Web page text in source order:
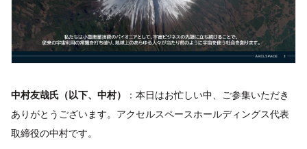
中村友哉氏（以下、中村）
：本日はお忙しい中、ご参集いただき
ありがとうございます。アクセルスペースホールディングス代表
取締役の中村です。